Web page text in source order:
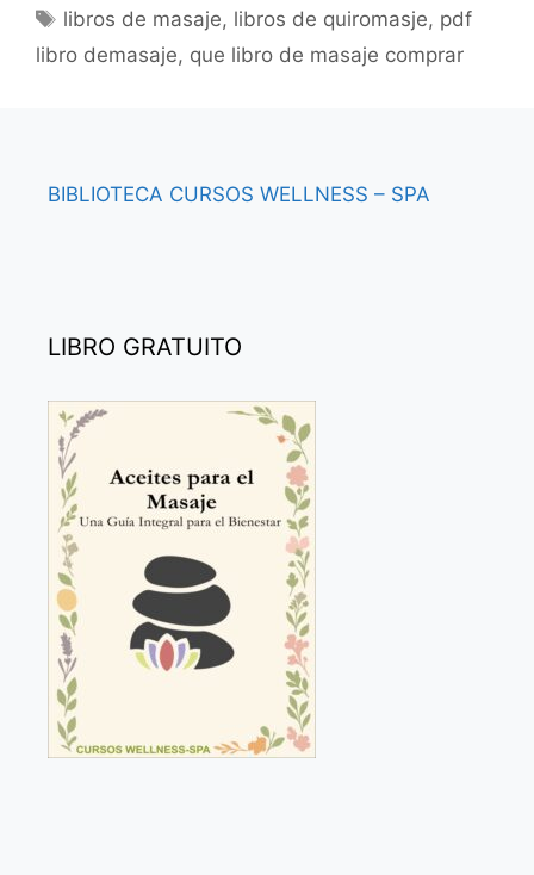
Etiquetas
libros de masaje, libros de quiromasje, pdf
libro demasaje, que libro de masaje comprar
BIBLIOTECA CURSOS WELLNESS – SPA
LIBRO GRATUITO